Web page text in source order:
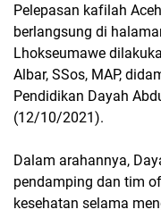
Pelepasan kafilah
berlangsung di
Lhokseumawe
Albar, SSos, MAP,
Pendidikan Dayah
(12/10/2021).
Dalam arahannya,
pendamping dan tim
kesehatan selama